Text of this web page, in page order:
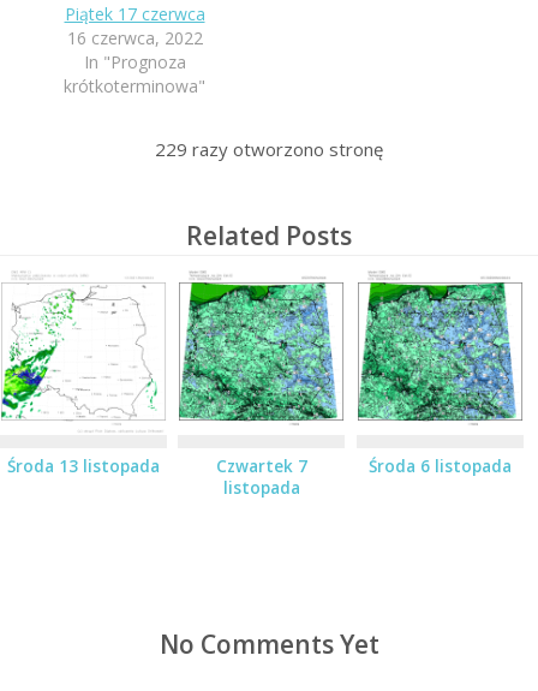
Piątek 17 czerwca
16 czerwca, 2022
In "Prognoza
krótkoterminowa"
229 razy otworzono stronę
Related Posts
Środa 13 listopada
Czwartek 7
listopada
Środa 6 listopada
No Comments Yet